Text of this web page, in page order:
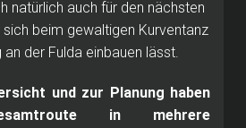
natürlich auch für den nächsten
beim gewaltigen Kurventanz
der Fulda einbauen lässt.
und zur Planung haben
in mehrere